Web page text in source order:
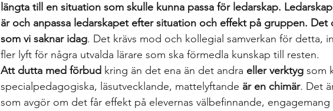
längta till en situation som skulle kunna passa för ledarskap.
är och anpassa ledarskapet efter situation och effekt på gruppen.
som vi saknar idag. Det krävs mod och kollegial samverkan för detta,
fler lyft för några utvalda lärare som ska förmedla kunskap till resten.
Att dutta med förbud kring än det ena än det andra eller verktyg som
specialpedagogiska, läsutvecklande, mattelyftande är en chimär. Det
som avgör om det får effekt på elevernas välbefinnande, engagemang